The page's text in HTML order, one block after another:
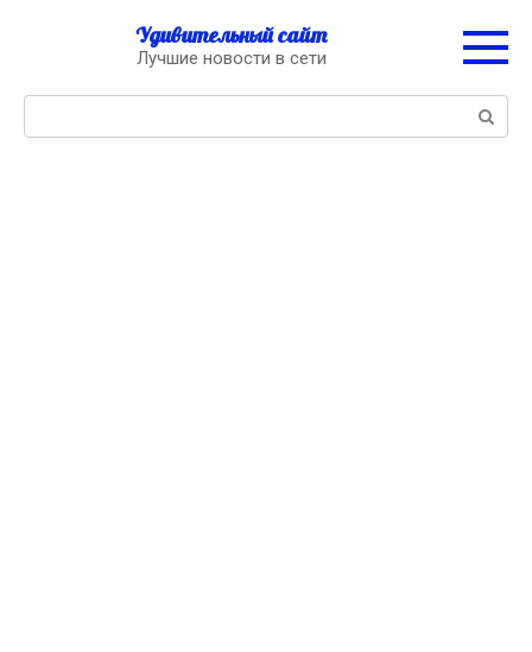
Удивительный сайт
Лучшие новости в сети